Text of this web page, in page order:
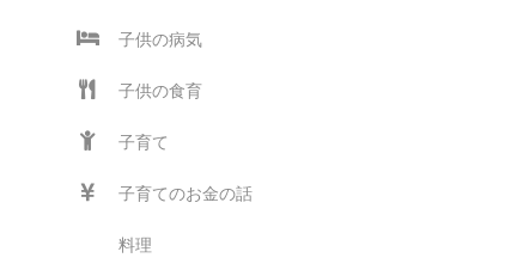
子供の病気
子供の食育
子育て
子育てのお金の話
料理